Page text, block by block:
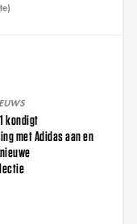
kondigt
met Adidas aan en